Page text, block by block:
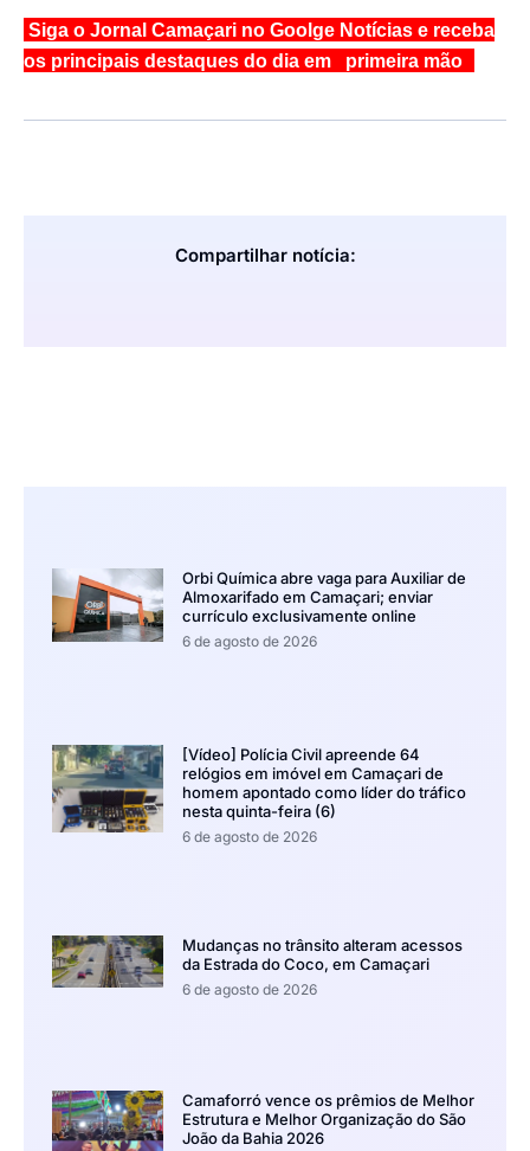
Siga o Jornal Camaçari no Goolge Notícias e receba
os principais destaques do dia em primeira mão
Compartilhar notícia:
Orbi Química abre vaga para Auxiliar de
Almoxarifado em Camaçari; enviar
currículo exclusivamente online
6 de agosto de 2026
[Vídeo] Polícia Civil apreende 64
relógios em imóvel em Camaçari de
homem apontado como líder do tráfico
nesta quinta-feira (6)
6 de agosto de 2026
Mudanças no trânsito alteram acessos
da Estrada do Coco, em Camaçari
6 de agosto de 2026
Camaforró vence os prêmios de Melhor
Estrutura e Melhor Organização do São
João da Bahia 2026